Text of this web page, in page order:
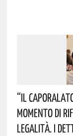
“Il
Momento Di
Legalità. I